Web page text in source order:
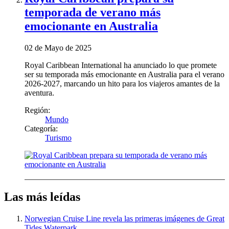
temporada de verano más
emocionante en Australia
02 de Mayo de 2025
Royal Caribbean International ha anunciado lo que promete
ser su temporada más emocionante en Australia para el verano
2026-2027, marcando un hito para los viajeros amantes de la
aventura.
Región:
Mundo
Categoría:
Turismo
Las más leídas
Norwegian Cruise Line revela las primeras imágenes de Great